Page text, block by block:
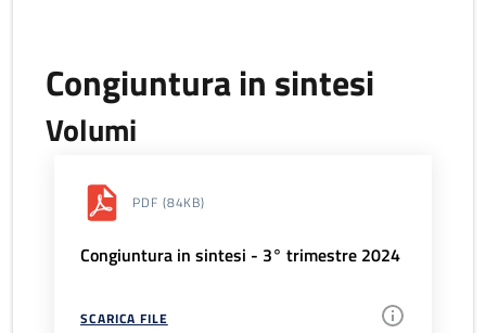
Congiuntura in sintesi
Volumi
PDF (84KB)
Congiuntura in sintesi - 3° trimestre 2024
SCARICA FILE